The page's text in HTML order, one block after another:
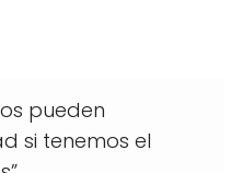
pueden
si tenemos el